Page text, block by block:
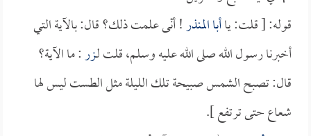
قوله: [ قلت: ياأبا المنذر! أنّى علمت ذلك؟ قال: بالآية التي
أخبرنا رسول الله صلى الله عليه وسلم، قلت لـزر: ما الآية؟
قال: تصبح الشمس صبيحة تلك الليلة مثل الطست ليس لها
شعاع حتى ترتفع ].